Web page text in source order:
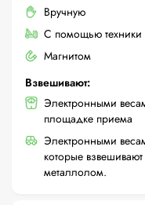
Вручную
С помощью техники
Магнитом
Взвешивают:
Электронными
площадке приема
Электронными
которые
металлолом.